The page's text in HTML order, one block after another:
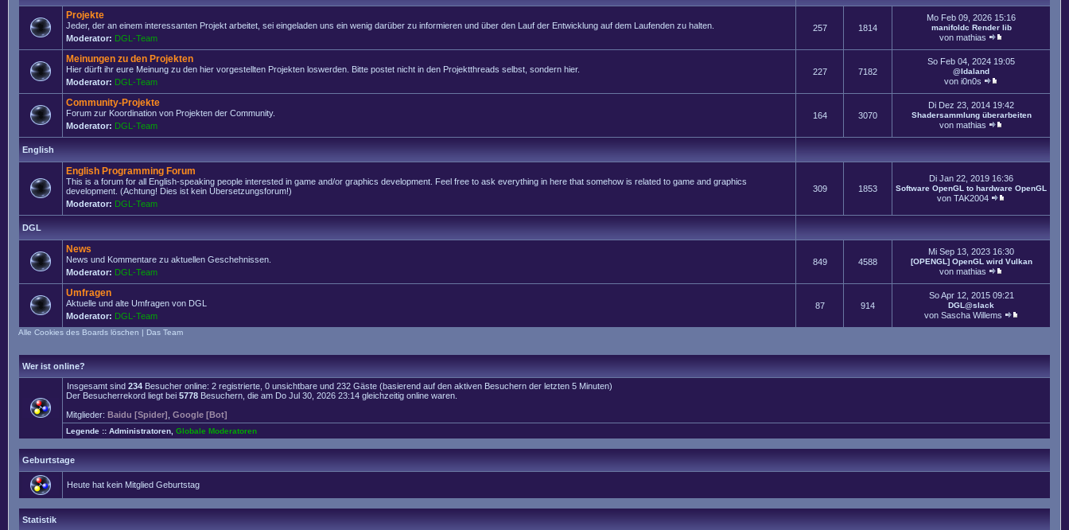
Projekte
Jeder, der an einem interessanten Projekt arbeitet, sei eingeladen uns ein wenig darüber zu informieren und über den Lauf der Entwicklung auf dem Laufenden zu halten.
Moderator: DGL-Team
257 1814
Mo Feb 09, 2026 15:16
manifoldc Render lib
von mathias
Meinungen zu den Projekten
Hier dürft ihr eure Meinung zu den hier vorgestellten Projekten loswerden. Bitte postet nicht in den Projektthreads selbst, sondern hier.
Moderator: DGL-Team
227 7182
So Feb 04, 2024 19:05
@Idaland
von i0n0s
Community-Projekte
Forum zur Koordination von Projekten der Community.
Moderator: DGL-Team
164 3070
Di Dez 23, 2014 19:42
Shadersammlung überarbeiten
von mathias
English
English Programming Forum
This is a forum for all English-speaking people interested in game and/or graphics development. Feel free to ask everything in here that somehow is related to game and graphics
development. (Achtung! Dies ist kein Übersetzungsforum!)
Moderator: DGL-Team
309 1853
Di Jan 22, 2019 16:36
Software OpenGL to hardware OpenGL
von TAK2004
DGL
News
News und Kommentare zu aktuellen Geschehnissen.
Moderator: DGL-Team
849 4588
Mi Sep 13, 2023 16:30
[OPENGL] OpenGL wird Vulkan
von mathias
Umfragen
Aktuelle und alte Umfragen von DGL
Moderator: DGL-Team
87 914
So Apr 12, 2015 09:21
DGL@slack
von Sascha Willems
Alle Cookies des Boards löschen | Das Team
Wer ist online?
Insgesamt sind 234 Besucher online: 2 registrierte, 0 unsichtbare und 232 Gäste (basierend auf den aktiven Besuchern der letzten 5 Minuten)
Der Besucherrekord liegt bei 5778 Besuchern, die am Do Jul 30, 2026 23:14 gleichzeitig online waren.
Mitglieder: Baidu [Spider] Google [Bot]
Legende :: Administratoren Globale Moderatoren
Geburtstage
Heute hat kein Mitglied Geburtstag
Statistik